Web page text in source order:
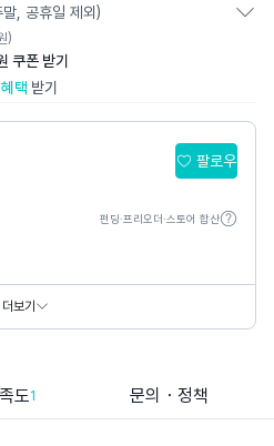
, 공휴일 제외)
)
쿠폰 받기
택 받기
팔로우
펀딩·프리오더·스토어 합산
더보기
도 1 문의・정책